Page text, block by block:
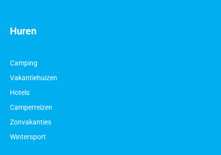
Huren
Camping
Vakantiehuizen
Hotels
Camperreizen
Zonvakanties
Wintersport